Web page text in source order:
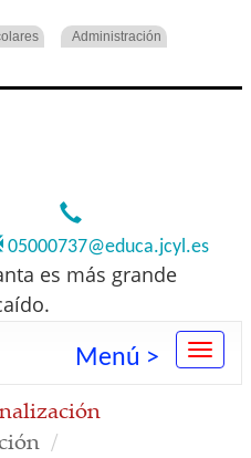
Administración
05000737@educa.jcyl.es
es más grande
Menú >